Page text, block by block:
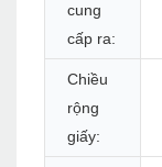
cung
cấp ra:
Chiều
rộng
giấy: